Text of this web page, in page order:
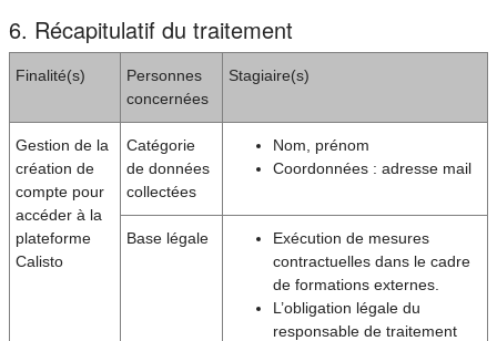
6. Récapitulatif du traitement
Finalité(s)
Personnes
concernées
Stagiaire(s)
Gestion de la
création de
compte pour
accéder à la
plateforme
Calisto
Catégorie
de données
collectées
Nom, prénom
Coordonnées : adresse mail
Base légale
Exécution de mesures
contractuelles dans le cadre
de formations externes.
L’obligation légale du
responsable de traitement